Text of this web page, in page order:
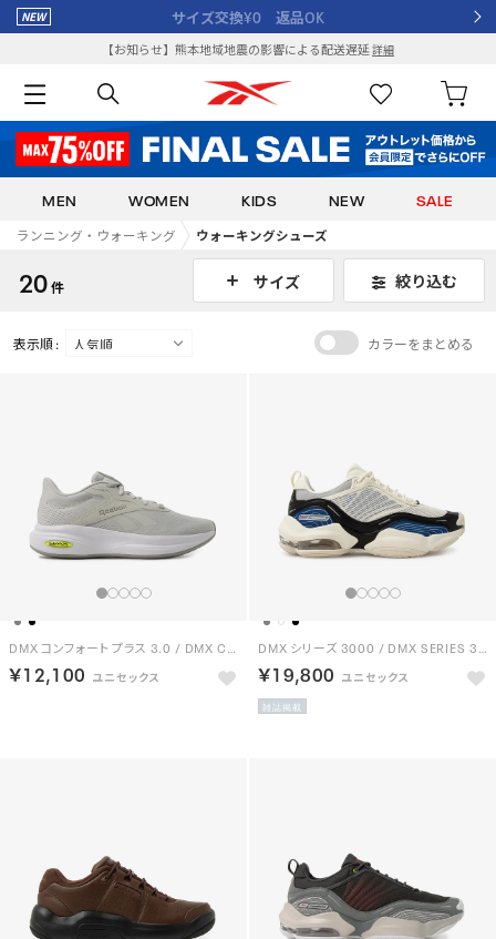
サイズ交換¥0 返品OK
【お知らせ】熊本地域地震の影響による配送遅延詳細
MEN WOMEN KIDS NEW SALE
ランニング・ウォーキング ウォーキングシューズ
20件 サイズ 絞り込む
表示順 : カラーをまとめる
DMX コンフォート プラス 3.0 / DMX COMFORT + 3.0 （グレー）
￥12,100
DMX シリーズ 3000 / DMX SERIES 3000 （チョーク/ブルー）
￥19,800
雑誌掲載